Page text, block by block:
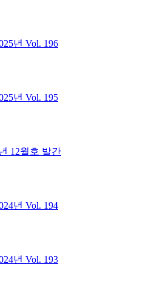
년 Vol. 196
년 Vol. 195
12월호 발간
년 Vol. 194
년 Vol. 193